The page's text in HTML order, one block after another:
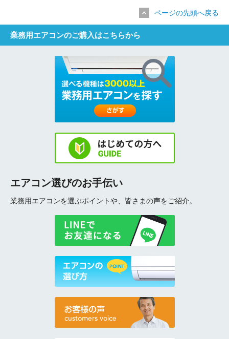
ページの先頭へ戻る
業務用エアコンのご購入はこちらから
エアコン選びのお手伝い
業務用エアコンを選ぶポイントや、皆さまの声をご紹介。